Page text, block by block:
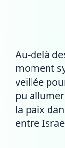
Au-delà
moment
veillée
pu
la paix
entre